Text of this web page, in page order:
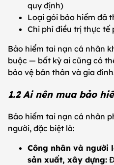
quy định)
Loại gói bảo hiểm đã
Chi phí điều trị thực tế
Bảo hiểm tai nạn cá nhân
buộc — bất kỳ ai cũng có
bảo vệ bản thân và gia
1.2 Ai nên mua bảo
Bảo hiểm tai nạn cá nhân
người, đặc biệt là:
Công nhân và người
sản xuất, xây dựng: